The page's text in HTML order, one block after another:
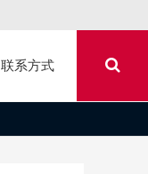
联系方式